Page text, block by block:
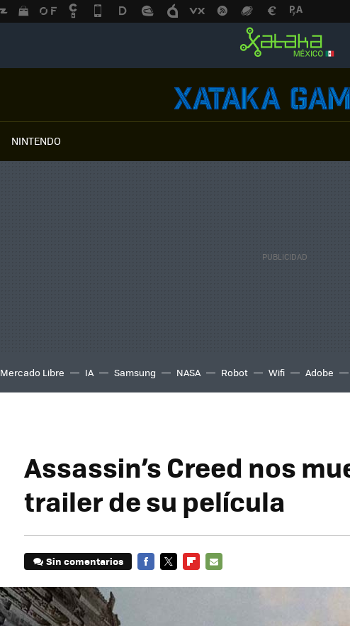
NINTENDO
Mercado Libre IA Samsung NASA Robot Wifi Adobe
Assassin’s Creed nos
trailer de su película
Sin comentarios